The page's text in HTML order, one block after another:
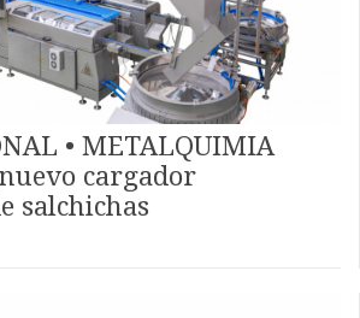
CORTES
• METALQUIMIA
cargador
salchichas